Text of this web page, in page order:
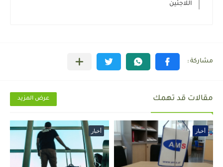
اللاجئين
مقالات قد تهمك عرض المزيد
أخبار أخبار